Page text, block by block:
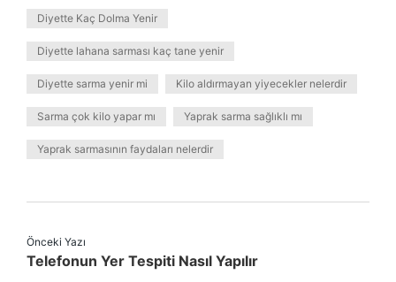
Diyette Kaç Dolma Yenir
Diyette lahana sarması kaç tane yenir
Diyette sarma yenir mi Kilo aldırmayan yiyecekler nelerdir
Sarma çok kilo yapar mı Yaprak sarma sağlıklı mı
Yaprak sarmasının faydaları nelerdir
Önceki Yazı
Telefonun Yer Tespiti Nasıl Yapılır